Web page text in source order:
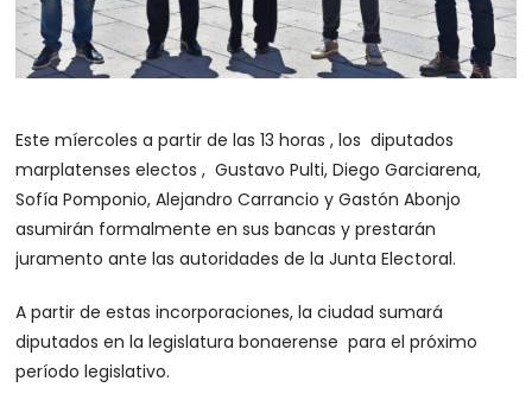
Este míercoles a partir de las 13 horas , los diputados
marplatenses electos , Gustavo Pulti, Diego Garciarena,
Sofía Pomponio, Alejandro Carrancio y Gastón Abonjo
asumirán formalmente en sus bancas y prestarán
juramento ante las autoridades de la Junta Electoral.
A partir de estas incorporaciones, la ciudad sumará
diputados en la legislatura bonaerense para el próximo
período legislativo.